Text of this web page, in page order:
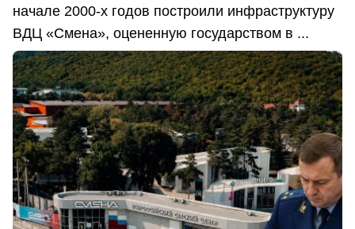
начале 2000-х годов построили инфраструктуру
ВДЦ «Смена», оцененную государством в ...